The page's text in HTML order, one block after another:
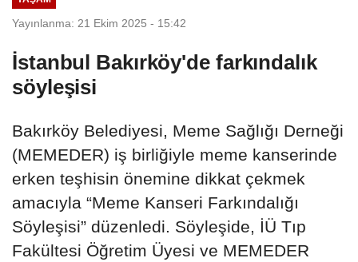
Yayınlanma: 21 Ekim 2025 - 15:42
İstanbul Bakırköy'de farkındalık
söyleşisi
Bakırköy Belediyesi, Meme Sağlığı Derneği
(MEMEDER) iş birliğiyle meme kanserinde
erken teşhisin önemine dikkat çekmek
amacıyla “Meme Kanseri Farkındalığı
Söyleşisi” düzenledi. Söyleşide, İÜ Tıp
Fakültesi Öğretim Üyesi ve MEMEDER